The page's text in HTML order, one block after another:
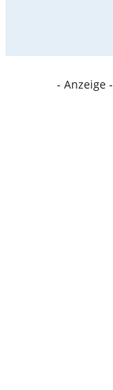
- Anzeige -